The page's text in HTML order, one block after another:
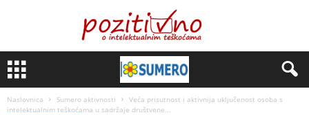
Naslovnica Sumero aktivnosti
Veća prisutnost i aktivnija uključenost osoba s
intelektualnim teškoćama u sadržaje društvene...